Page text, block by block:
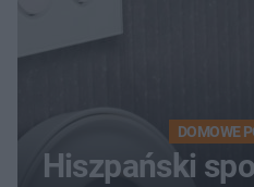
DOMOWE
Hiszpański